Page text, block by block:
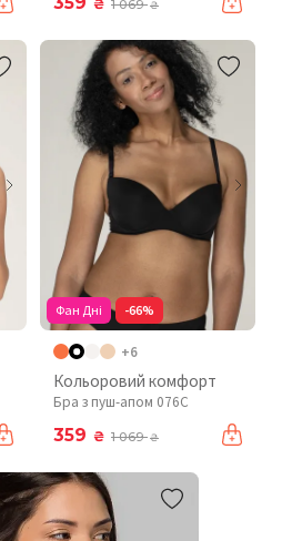
₴ 1 069₴
Фан Дні -66%
+6
Кольоровий комфорт
Бра з пуш-апом 076C
359 ₴ 1 069₴